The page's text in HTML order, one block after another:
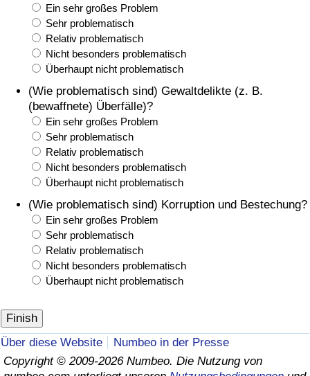
Ein sehr großes Problem
Sehr problematisch
Relativ problematisch
Nicht besonders problematisch
Überhaupt nicht problematisch
(Wie problematisch sind) Gewaltdelikte (z. B.
(bewaffnete) Überfälle)?
Ein sehr großes Problem
Sehr problematisch
Relativ problematisch
Nicht besonders problematisch
Überhaupt nicht problematisch
(Wie problematisch sind) Korruption und Bestechung?
Ein sehr großes Problem
Sehr problematisch
Relativ problematisch
Nicht besonders problematisch
Überhaupt nicht problematisch
Über diese Website
Numbeo in der Presse
Copyright © 2009-2026 Numbeo. Die Nutzung von